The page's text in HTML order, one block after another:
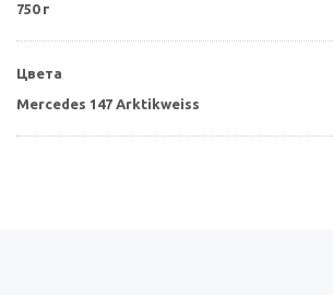
750 г
Цвета
Mercedes 147 Arktikweiss